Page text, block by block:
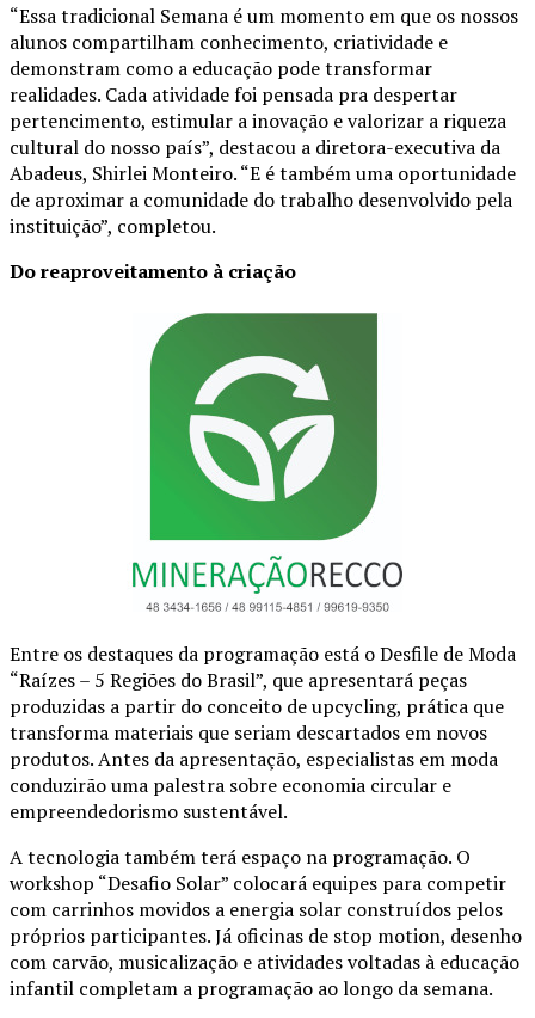
“Essa tradicional Semana é um momento em que os nossos
alunos compartilham conhecimento, criatividade e
demonstram como a educação pode transformar
realidades. Cada atividade foi pensada pra despertar
pertencimento, estimular a inovação e valorizar a riqueza
cultural do nosso país”, destacou a diretora-executiva da
Abadeus, Shirlei Monteiro. “E é também uma oportunidade
de aproximar a comunidade do trabalho desenvolvido pela
instituição”, completou.
Do reaproveitamento à criação
Entre os destaques da programação está o Desfile de Moda
“Raízes – 5 Regiões do Brasil”, que apresentará peças
produzidas a partir do conceito de upcycling, prática que
transforma materiais que seriam descartados em novos
produtos. Antes da apresentação, especialistas em moda
conduzirão uma palestra sobre economia circular e
empreendedorismo sustentável.
A tecnologia também terá espaço na programação. O
workshop “Desafio Solar” colocará equipes para competir
com carrinhos movidos a energia solar construídos pelos
próprios participantes. Já oficinas de stop motion, desenho
com carvão, musicalização e atividades voltadas à educação
infantil completam a programação ao longo da semana.